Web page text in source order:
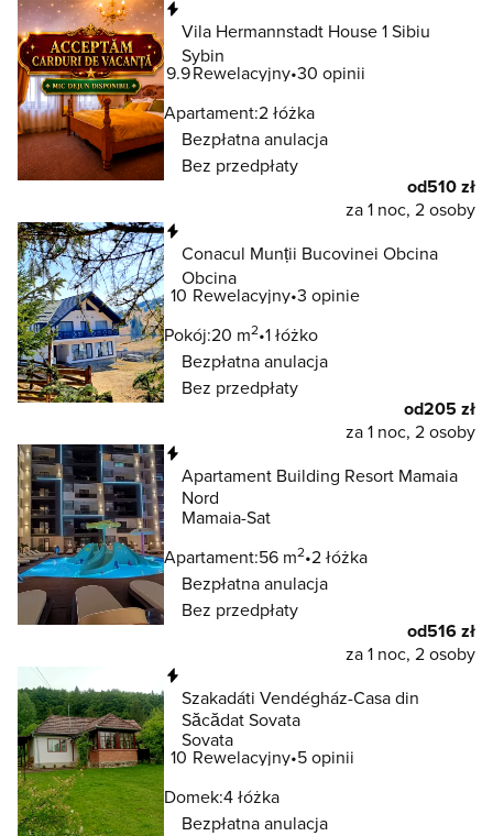
Vila Hermannstadt House 1 Sibiu
Sybin
9.9Rewelacyjny 30 opinii
Apartament:2 łóżka
Bezpłatna anulacja
Bez przedpłaty
od510 zł
za 1 noc, 2 osoby
Conacul Munții Bucovinei Obcina
Obcina
10 Rewelacyjny 3 opinie
Pokój:20 m2 1 łóżko
Bezpłatna anulacja
Bez przedpłaty
od205 zł
za 1 noc, 2 osoby
Apartament Building Resort Mamaia
Nord
Mamaia-Sat
Apartament:56 m2 2 łóżka
Bezpłatna anulacja
Bez przedpłaty
od516 zł
za 1 noc, 2 osoby
Szakadáti Vendégház-Casa din
Săcădat Sovata
Sovata
10 Rewelacyjny 5 opinii
Domek:4 łóżka
Bezpłatna anulacja